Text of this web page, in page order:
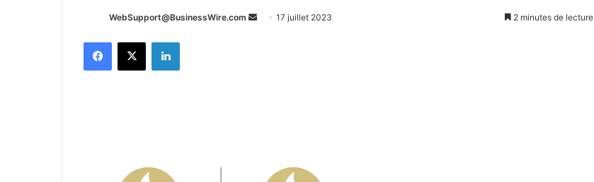
WebSupport@BusinessWire.com
Envoyer17 juillet 2023 2 minutes de lecture
Facebook
X Linkedin